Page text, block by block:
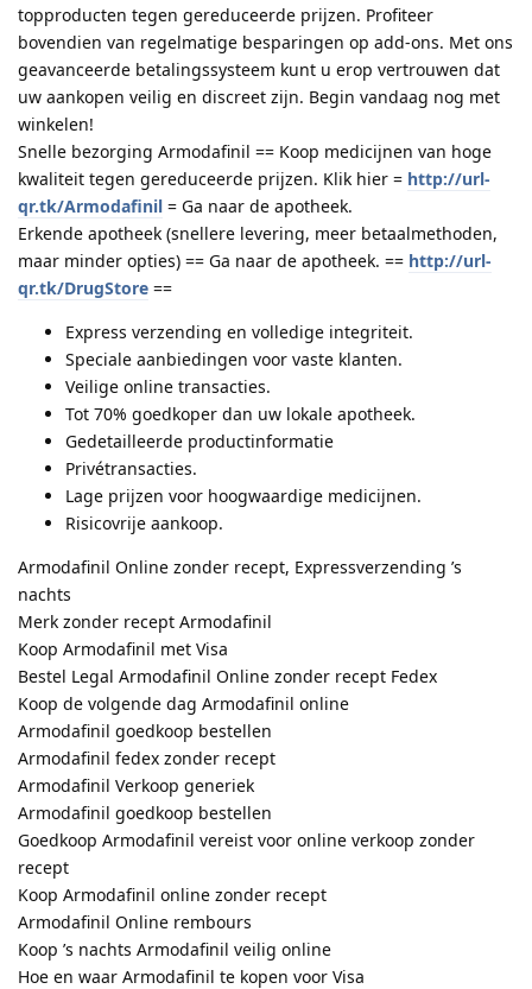
topproducten tegen gereduceerde prijzen. Profiteer
bovendien van regelmatige besparingen op add-ons. Met ons
geavanceerde betalingssysteem kunt u erop vertrouwen dat
uw aankopen veilig en discreet zijn. Begin vandaag nog met
winkelen!
Snelle bezorging Armodafinil == Koop medicijnen van hoge
kwaliteit tegen gereduceerde prijzen. Klik hier = http://url-
qr.tk/Armodafinil = Ga naar de apotheek.
Erkende apotheek (snellere levering, meer betaalmethoden,
maar minder opties) == Ga naar de apotheek. == http://url-
qr.tk/DrugStore ==
Express verzending en volledige integriteit.
Speciale aanbiedingen voor vaste klanten.
Veilige online transacties.
Tot 70% goedkoper dan uw lokale apotheek.
Gedetailleerde productinformatie
Privétransacties.
Lage prijzen voor hoogwaardige medicijnen.
Risicovrije aankoop.
Armodafinil Online zonder recept, Expressverzending ’s
nachts
Merk zonder recept Armodafinil
Koop Armodafinil met Visa
Bestel Legal Armodafinil Online zonder recept Fedex
Koop de volgende dag Armodafinil online
Armodafinil goedkoop bestellen
Armodafinil fedex zonder recept
Armodafinil Verkoop generiek
Armodafinil goedkoop bestellen
Goedkoop Armodafinil vereist voor online verkoop zonder
recept
Koop Armodafinil online zonder recept
Armodafinil Online rembours
Koop ’s nachts Armodafinil veilig online
Hoe en waar Armodafinil te kopen voor Visa